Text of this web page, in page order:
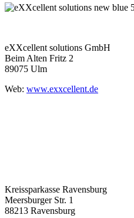
eXXcellent solutions GmbH
Beim Alten Fritz 2
89075 Ulm
Web: www.exxcellent.de
Kreissparkasse Ravensburg
Meersburger Str. 1
88213 Ravensburg